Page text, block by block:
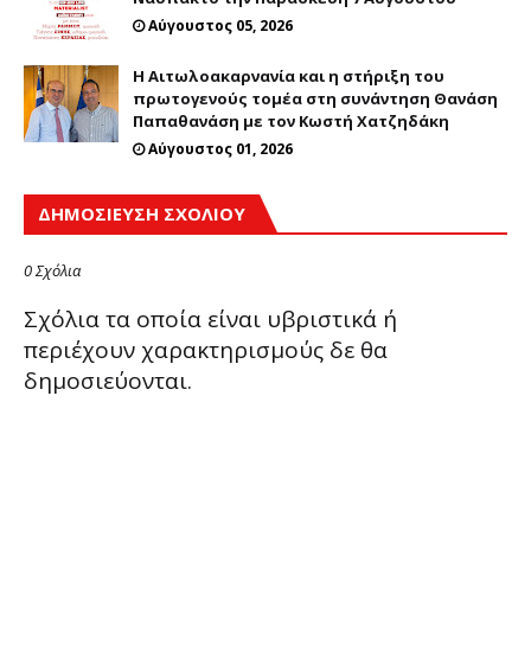
Αύγουστος 05, 2026
H Αιτωλοακαρνανία και η στήριξη του
πρωτογενούς τομέα στη συνάντηση Θανάση
Παπαθανάση με τον Κωστή Χατζηδάκη
Αύγουστος 01, 2026
ΔΗΜΟΣΊΕΥΣΗ ΣΧΟΛΊΟΥ
0 Σχόλια
Σχόλια τα οποία είναι υβριστικά ή
περιέχουν χαρακτηρισμούς δε θα
δημοσιεύονται.